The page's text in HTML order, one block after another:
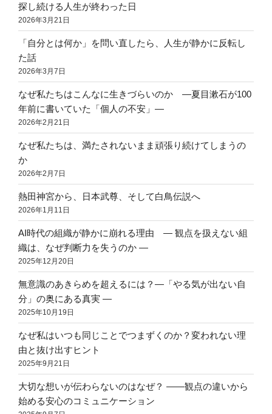
探し続ける人生が終わった日
2026年3月21日
「自分とは何か」を問い直したら、人生が静かに反転し
た話
2026年3月7日
なぜ私たちはこんなに生きづらいのか ―夏目漱石が100
年前に書いていた「個人の不安」―
2026年2月21日
なぜ私たちは、満たされないまま頑張り続けてしまうの
か
2026年2月7日
熱田神宮から、日本武尊、そして白鳥伝説へ
2026年1月11日
AI時代の組織が静かに崩れる理由 ― 観点を扱えない組
織は、なぜ判断力を失うのか ―
2025年12月20日
無意識のあきらめを超えるには？―「やる気が出ない自
分」の奥にある真実 ―
2025年10月19日
なぜ私はいつも同じことでつまずくのか？変われない理
由と抜け出すヒント
2025年9月21日
大切な想いが伝わらないのはなぜ？ ――観点の違いから
始める安心のコミュニケーション